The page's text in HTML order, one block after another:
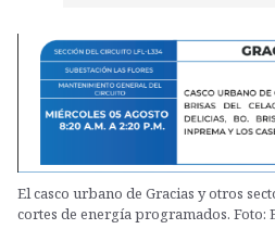
El casco urbano de Gracias y otros
cortes de energía programados. Foto: